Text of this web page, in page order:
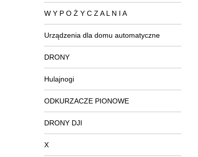
W Y P O Ż Y C Z A L N I A
Urządzenia dla domu automatyczne
DRONY
Hulajnogi
ODKURZACZE PIONOWE
DRONY DJI
X